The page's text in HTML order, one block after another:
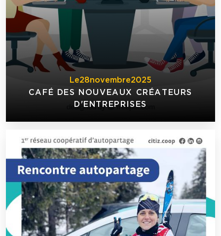
Le28novembre2025
CAFÉ DES NOUVEAUX CRÉATEURS
D'ENTREPRISES